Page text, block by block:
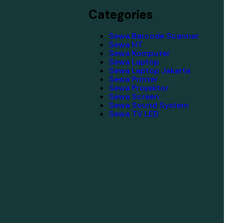
Categories
Sewa Barcode Scanner
Sewa HT
Sewa Komputer
Sewa Laptop
Sewa Laptop Jakarta
Sewa Printer
Sewa Proyektor
Sewa Screen
Sewa Sound System
Sewa TV LED